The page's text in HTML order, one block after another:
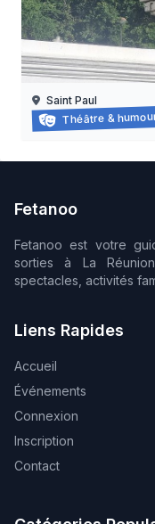
Balade-spectacle
21/03/2026 au
Saint Paul
Théâtre &
Fetanoo
Fetanoo est votre
sorties à La
spectacles, activités
Liens Rapides
Accueil
Événements
Connexion
Inscription
Contact